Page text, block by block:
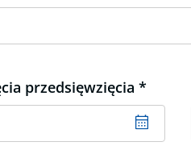
przedsięwzięcia